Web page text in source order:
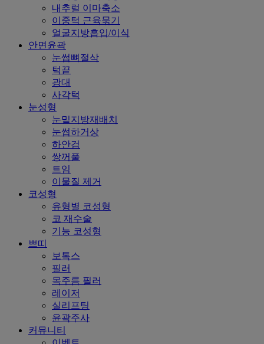
내추럴 이마축소
이중턱 근육묶기
얼굴지방흡입/이식
안면윤곽
눈썹뼈절삭
턱끝
광대
사각턱
눈성형
눈밑지방재배치
눈썹하거상
하안검
쌍꺼풀
트임
이물질 제거
코성형
유형별 코성형
코 재수술
기능 코성형
쁘띠
보톡스
필러
목주름 필러
레이저
실리프팅
윤곽주사
커뮤니티